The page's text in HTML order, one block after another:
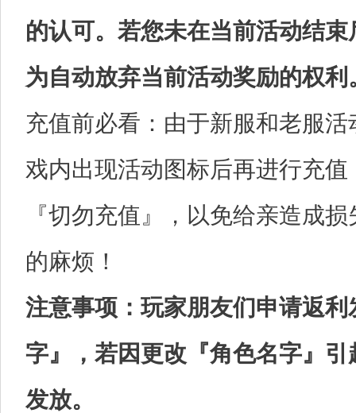
的认可。若您未在当前活动结
为自动放弃当前活动奖励的权利
充值前必看：由于新服和老服
戏内出现活动图标后再进行充
『切勿充值』，以免给亲造成
的麻烦！
注意事项：玩家朋友们申请返
字』，若因更改『角色名字』
发放。